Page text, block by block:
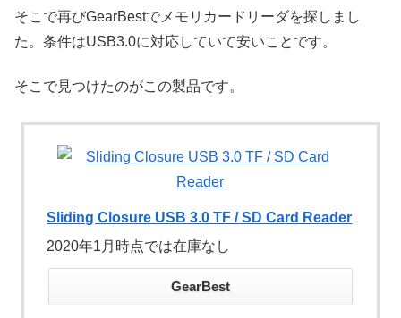
そこで再びGearBestでメモリカードリーダを探しまし
た。条件はUSB3.0に対応していて安いことです。
そこで見つけたのがこの製品です。
Sliding Closure USB 3.0 TF / SD Card Reader
2020年1月時点では在庫なし
GearBest